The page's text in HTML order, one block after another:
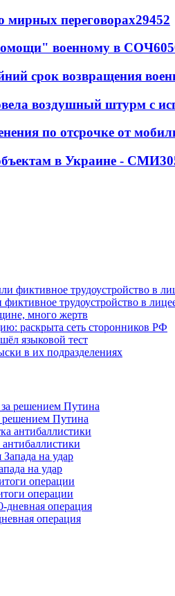
мирных переговорах29452
военному в СОЧ
срок возвращения
воздушный штурм с
по отсрочке от
в Украине - СМИ
трудоустройство в
много жертв
раскрыта сеть сторонников РФ
языковой тест
в их подразделениях
решением Путина
на удар
операции
операция